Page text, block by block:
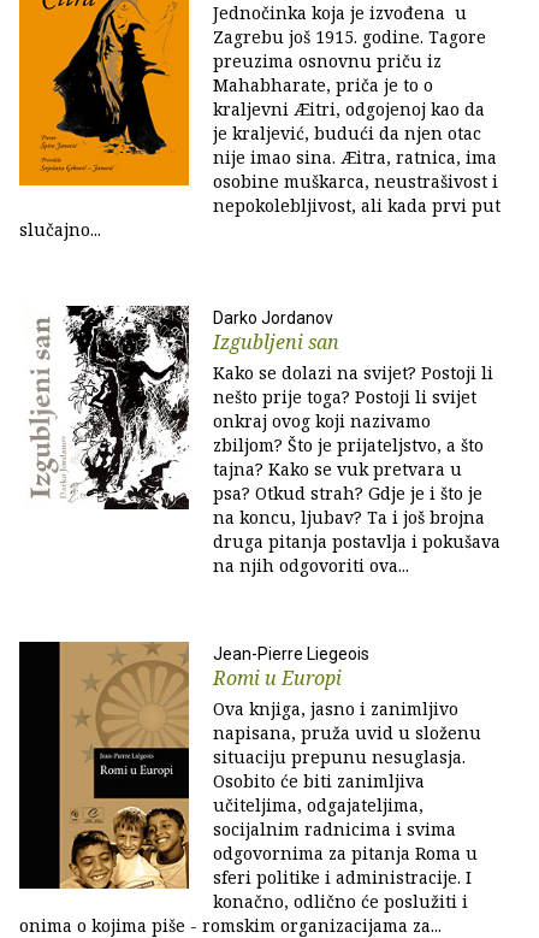
Jednočinka koja je izvođena u
Zagrebu još 1915. godine. Tagore
preuzima osnovnu priču iz
Mahabharate, priča je to o
kraljevni Æitri, odgojenoj kao da
je kraljević, budući da njen otac
nije imao sina. Æitra, ratnica, ima
osobine muškarca, neustrašivost i
nepokolebljivost, ali kada prvi put
slučajno...
Darko Jordanov
Izgubljeni san
Kako se dolazi na svijet? Postoji li
nešto prije toga? Postoji li svijet
onkraj ovog koji nazivamo
zbiljom? Što je prijateljstvo, a što
tajna? Kako se vuk pretvara u
psa? Otkud strah? Gdje je i što je
na koncu, ljubav? Ta i još brojna
druga pitanja postavlja i pokušava
na njih odgovoriti ova...
Jean-Pierre Liegeois
Romi u Europi
Ova knjiga, jasno i zanimljivo
napisana, pruža uvid u složenu
situaciju prepunu nesuglasja.
Osobito će biti zanimljiva
učiteljima, odgajateljima,
socijalnim radnicima i svima
odgovornima za pitanja Roma u
sferi politike i administracije. I
konačno, odlično će poslužiti i
onima o kojima piše - romskim organizacijama za...